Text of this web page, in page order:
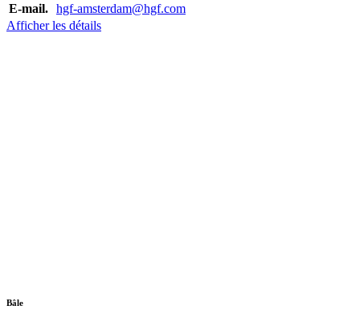
E-mail. hgf-amsterdam@hgf.com
Afficher les détails
Bâle